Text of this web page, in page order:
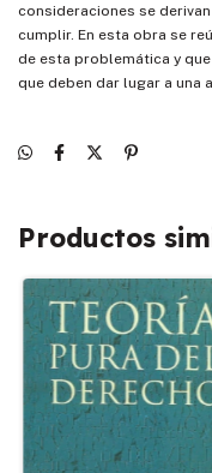
consideraciones se
cumplir. En esta obra se
de esta problemática y
que deben dar lugar a una
Productos